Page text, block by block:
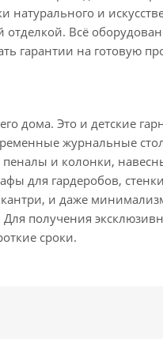
натурального и
Всё
гарантии на готовую
дома. Это и детские
журнальные
и колонки,
для гардеробов,
кантри, и даже
получения
сроки.